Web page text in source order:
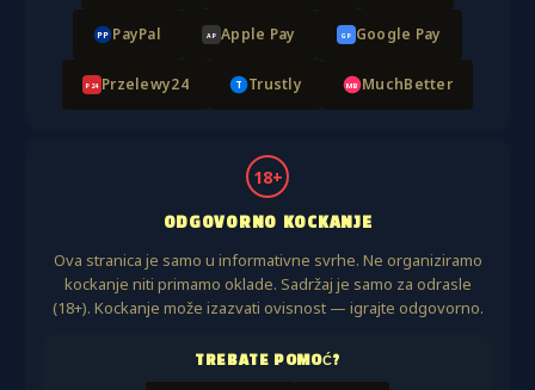
PP PayPal AP Apple Pay GP Google Pay
P24 Przelewy24 T Trustly MB MuchBetter
18+
ODGOVORNO KOCKANJE
Ova stranica je samo u informativne svrhe. Ne organiziramo
kockanje niti primamo oklade. Sadržaj je samo za odrasle
(18+). Kockanje može izazvati ovisnost — igrajte odgovorno.
TREBATE POMOĆ?